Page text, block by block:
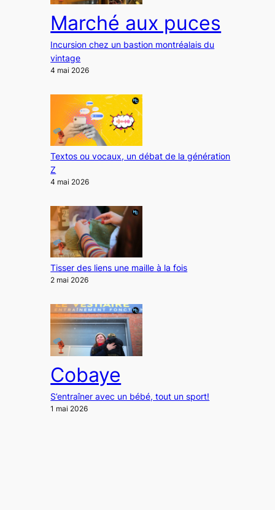
Marché aux puces
Incursion chez un bastion montréalais du
vintage
4 mai 2026
Textos ou vocaux, un débat de la génération
Z
4 mai 2026
Tisser des liens une maille à la fois
2 mai 2026
Cobaye
S’entraîner avec un bébé, tout un sport!
1 mai 2026